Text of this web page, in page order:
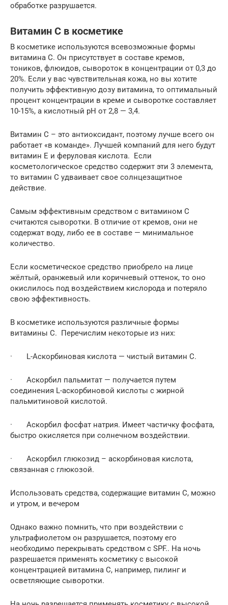
обработке разрушается.
Витамин С в косметике
В косметике используются всевозможные формы
витамина С. Он присутствует в составе кремов,
тоников, флюидов, сывороток в концентрации от 0,3 до
20%. Если у вас чувствительная кожа, но вы хотите
получить эффективную дозу витамина, то оптимальный
процент концентрации в креме и сыворотке составляет
10-15%, а кислотный рН от 2,8 — 3,4.
Витамин С – это антиоксидант, поэтому лучше всего он
работает «в команде». Лучшей компаний для него будут
витамин Е и феруловая кислота. Если
косметологическое средство содержит эти 3 элемента,
то витамин С удваивает свое солнцезащитное
действие.
Самым эффективным средством с витамином С
считаются сыворотки. В отличие от кремов, они не
содержат воду, либо ее в составе — минимальное
количество.
Если косметическое средство приобрело на лице
жёлтый, оранжевый или коричневый оттенок, то оно
окислилось под воздействием кислорода и потеряло
свою эффективность.
В косметике используются различные формы
витамины С. Перечислим некоторые из них:
· L-Аскорбиновая кислота — чистый витамин С.
· Аскорбил пальмитат — получается путем
соединения L-аскорбиновой кислоты с жирной
пальмитиновой кислотой.
· Аскорбил фосфат натрия. Имеет частичку фосфата,
быстро окисляется при солнечном воздействии.
· Аскорбил глюкозид – аскорбиновая кислота,
связанная с глюкозой.
Использовать средства, содержащие витамин С, можно
и утром, и вечером
Однако важно помнить, что при воздействии с
ультрафиолетом он разрушается, поэтому его
необходимо перекрывать средством с SPF.. На ночь
разрешается применять косметику с высокой
концентрацией витамина С, например, пилинг и
осветляющие сыворотки.